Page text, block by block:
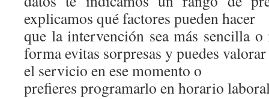
explicamos qué factores pueden hacer
que la intervención sea más sencilla o
forma evitas sorpresas y puedes
el servicio en ese momento o
prefieres programarlo en horario